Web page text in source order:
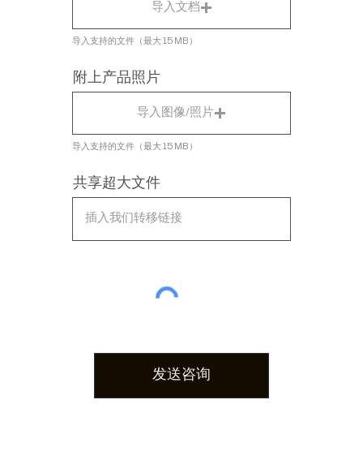
发送咨询
附上产品照片
导入图像/照片
导入支持的文件（最大 15 MB）
导入文档
导入支持的文件（最大 15 MB）
共享超大文件